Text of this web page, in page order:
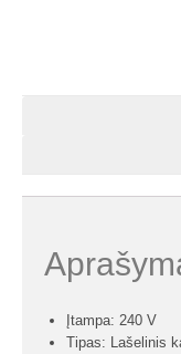
Įtampa: 240 V
Tipas: Lašelinis